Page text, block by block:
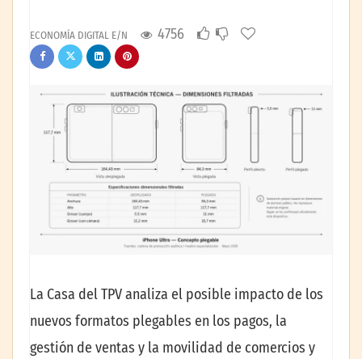
ECONOMÍA DIGITAL E/N 4756
La Casa del TPV analiza el posible impacto de los
nuevos formatos plegables en los pagos, la
gestión de ventas y la movilidad de comercios y